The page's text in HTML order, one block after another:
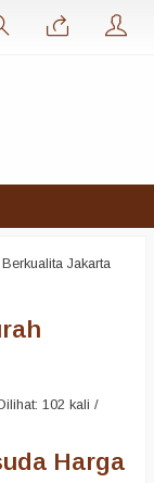
Jakarta
102 kali /
Harga